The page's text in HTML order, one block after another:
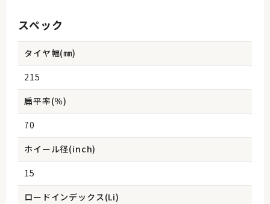
スペック
タイヤ幅(㎜)
215
扁平率(％)
70
ホイール径(inch)
15
ロードインデックス(Li)